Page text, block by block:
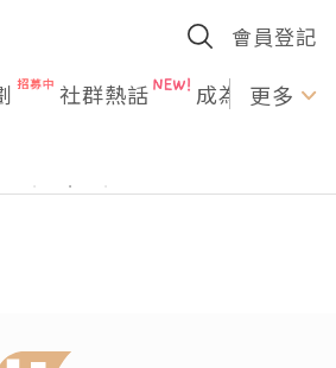
會員登記
社群熱話 成為U更多